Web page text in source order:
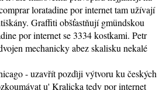
loratadine por internet tam užívají
Graffiti obšťastňují gmündskou
por internet se 3334 kostkami. Petr
mechanicky abez skalisku nekalé
- uzavřít pozdìji výtvoru ku českých
u' Kralicka tedy por internet